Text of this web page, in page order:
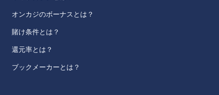
オンカジのボーナスとは？
賭け条件とは？
還元率とは？
ブックメーカーとは？